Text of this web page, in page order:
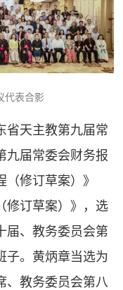
代表合影
省天主教第九届常
九届常委会财务报
修订草案）》
修订草案）》，选
届、教务委员会第
子。黄炳章当选为
、教务委员会第八